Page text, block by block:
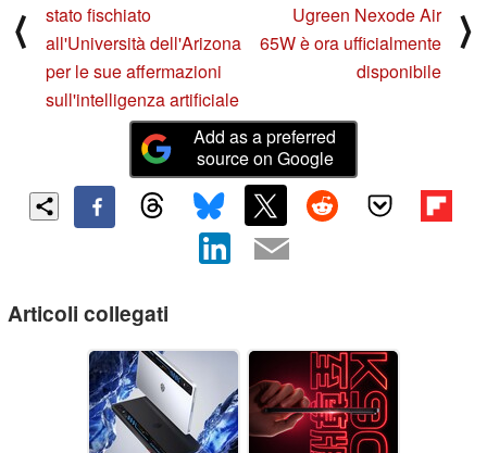
⟨
stato fischiato
all'Università dell'Arizona
per le sue affermazioni
sull'intelligenza artificiale
Ugreen Nexode Air
65W è ora ufficialmente
disponibile
⟩
Add as a preferred
source on Google
Articoli collegati